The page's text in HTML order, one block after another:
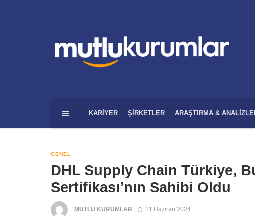
KARIYER ŞIRKETLER ARAŞTIRMA &
GENEL
DHL Supply Chain Türkiye,
Sertifikası’nın Sahibi Oldu
MUTLU KURUMLAR 21 Haziran 2024